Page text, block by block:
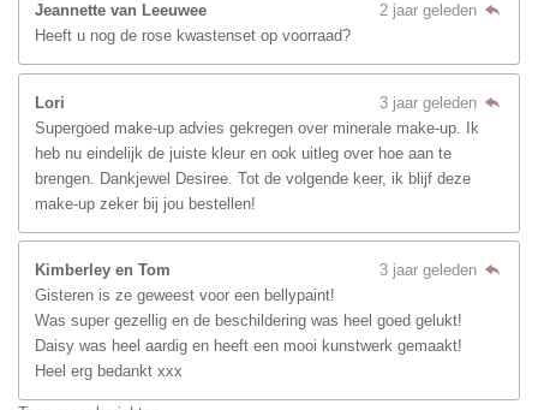
Jeannette van Leeuwee
2 jaar geleden
Heeft u nog de rose kwastenset op voorraad?
Lori
3 jaar geleden
Supergoed make-up advies gekregen over minerale make-up. Ik
heb nu eindelijk de juiste kleur en ook uitleg over hoe aan te
brengen. Dankjewel Desiree. Tot de volgende keer, ik blijf deze
make-up zeker bij jou bestellen!
Kimberley en Tom
3 jaar geleden
Gisteren is ze geweest voor een bellypaint!
Was super gezellig en de beschildering was heel goed gelukt!
Daisy was heel aardig en heeft een mooi kunstwerk gemaakt!
Heel erg bedankt xxx